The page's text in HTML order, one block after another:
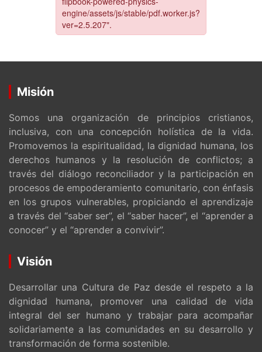
Misión
Somos una organización de principios cristianos,
inclusiva, con una concepción holística de la vida.
Promovemos la espiritualidad, la dignidad humana, los
derechos humanos y la resolución de conflictos; a
través del diálogo reconciliador y la participación en
procesos de empoderamiento comunitario, con énfasis
en los grupos vulnerables, propiciando el aprendizaje
a través del “saber ser”, el “saber hacer”, el “aprender a
conocer” y el “aprender a convivir”.
Visión
Desarrollar una Cultura de Paz desde el respeto a la
dignidad humana, promover una calidad de vida
integral del ser humano y trabajar para acompañar
solidariamente a las comunidades en su desarrollo y
transformación de forma sostenible.